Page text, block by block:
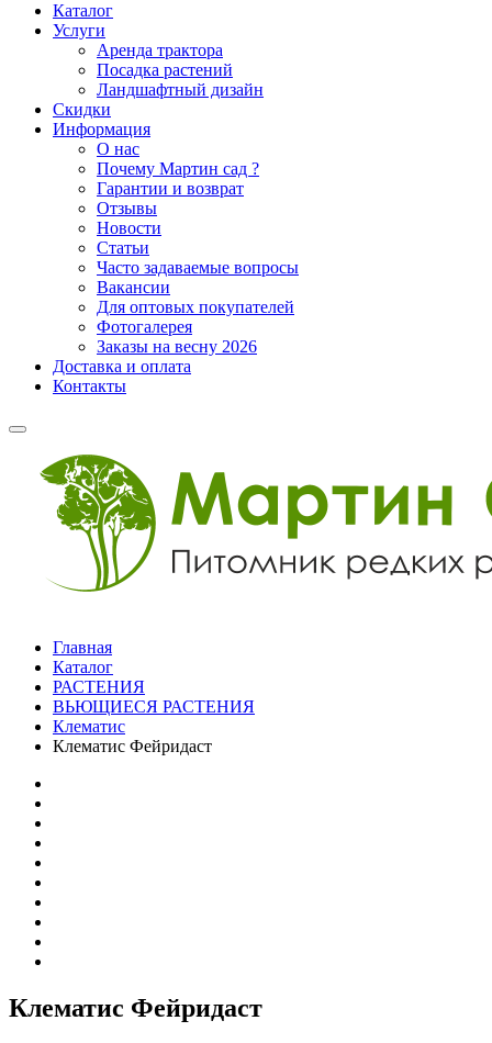
Каталог
Услуги
Аренда трактора
Посадка растений
Ландшафтный дизайн
Скидки
Информация
О нас
Почему Мартин сад ?
Гарантии и возврат
Отзывы
Новости
Статьи
Часто задаваемые вопросы
Вакансии
Для оптовых покупателей
Фотогалерея
Заказы на весну 2026
Доставка и оплата
Контакты
Главная
Каталог
РАСТЕНИЯ
ВЬЮЩИЕСЯ РАСТЕНИЯ
Клематис
Клематис Фейридаст
Клематис Фейридаст